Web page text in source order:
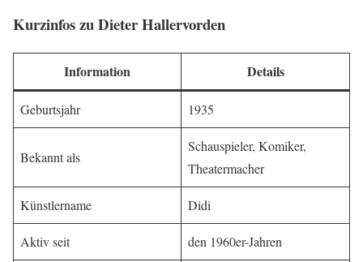
Kurzinfos zu Dieter Hallervorden
Information Details
Geburtsjahr 1935
Bekannt als
Schauspieler, Komiker,
Theatermacher
Künstlername Didi
Aktiv seit den 1960er-Jahren